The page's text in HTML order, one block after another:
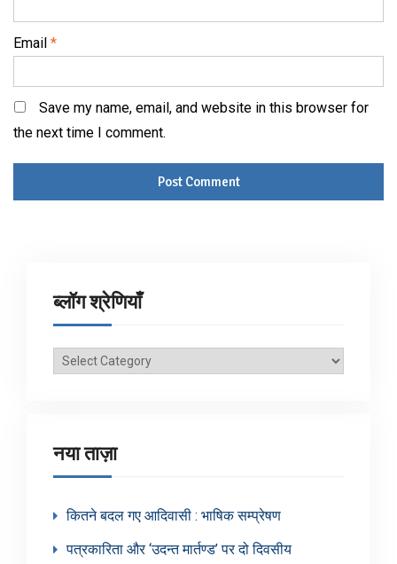
Email *
Save my name, email, and website in this browser for
the next time I comment.
ब्लॉग श्रेणियाँ
ब्लॉग
नया ताज़ा
कितने बदल गए आदिवासी : भाषिक सम्प्रेषण
पत्रकारिता और ‘उदन्त मार्तण्ड’ पर दो दिवसीय